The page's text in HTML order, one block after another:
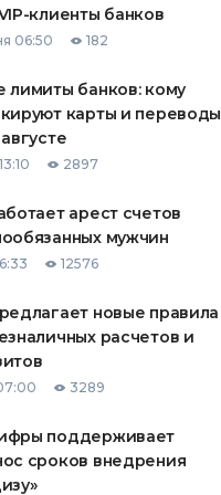
ПО
ПОЛИСЫ
КОМПАНИИ
клиенты банков
06:50 182
лимиты банков: кому
карты и переводы
2897
арест счетов
мужчин
12576
новые правила
расчетов и
3289
поддерживает
сроков внедрения